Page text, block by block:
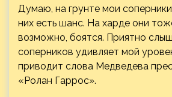
Думаю, на грунте мои
них есть шанс. На харде они
возможно, боятся. Приятно
соперников удивляет мой
приводит слова Медведева
«Ролан Гаррос».